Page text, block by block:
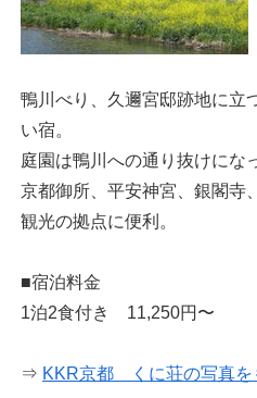
鴨川べり、久邇宮邸跡地に立
い宿。
庭園は鴨川への通り抜けにな
京都御所、平安神宮、銀閣寺
観光の拠点に便利。
■宿泊料金
1泊2食付き 11,250円〜
⇒ KKR京都 くに荘の写真を